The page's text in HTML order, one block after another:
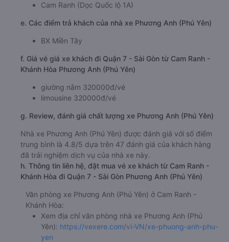
Cam Ranh (Dọc Quốc lộ 1A)
e. Các điểm trả khách của nhà xe Phương Anh (Phú Yên)
BX Miền Tây
f. Giá vé giá xe khách đi Quận 7 - Sài Gòn từ Cam Ranh -
Khánh Hòa Phương Anh (Phú Yên)
giường nằm 320000đ/vé
limousine 320000đ/vé
g. Review, đánh giá chất lượng xe Phương Anh (Phú Yên)
Nhà xe Phương Anh (Phú Yên) được đánh giá với số điểm
trung bình là 4.8/5 dựa trên 47 đánh giá của khách hàng
đã trải nghiệm dịch vụ của nhà xe này.
h. Thông tin liên hệ, đặt mua vé xe khách từ Cam Ranh -
Khánh Hòa đi Quận 7 - Sài Gòn Phương Anh (Phú Yên)
Văn phòng xe Phương Anh (Phú Yên) ở Cam Ranh -
Khánh Hòa:
Xem địa chỉ văn phòng nhà xe Phương Anh (Phú
Yên): https://vexere.com/vi-VN/xe-phuong-anh-phu-
yen